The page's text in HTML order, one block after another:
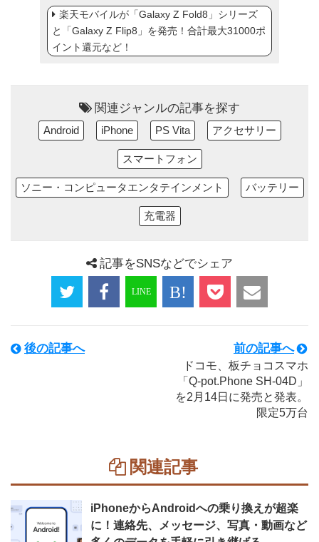
楽天モバイルが「Galaxy Z Fold8」シリーズ
と「Galaxy Z Flip8」を発売！合計最大31000ポ
イント還元など！
関連ジャンルの記事を探す
Android iPhone PS Vita アクセサリー
スマートフォン
ソニー・コンピュータエンタテインメント バッテリー
充電器
記事をSNSなどでシェア
後の記事へ 前の記事へ
ドコモ、板チョコスマホ
「Q-pot.Phone SH-04D」
を2月14日に発売と発表。
限定5万台
関連記事
iPhoneからAndroidへの乗り換えが超楽
に！連絡先、メッセージ、写真・動画など